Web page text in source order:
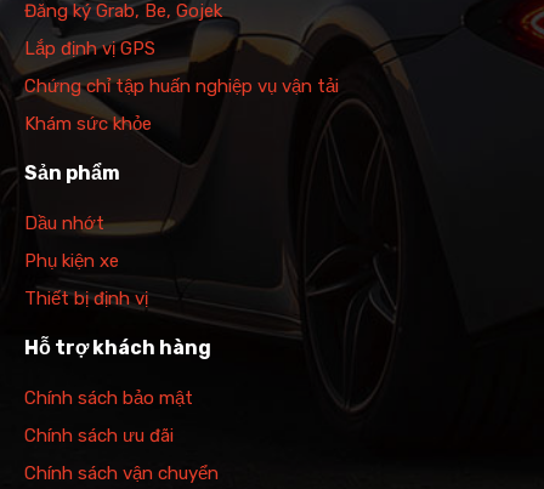
Đăng ký Grab, Be, Gojek
Lắp định vị GPS
Chứng chỉ tập huấn nghiệp vụ vận tải
Khám sức khỏe
Sản phẩm
Dầu nhớt
Phụ kiện xe
Thiết bị định vị
Hỗ trợ khách hàng
Chính sách bảo mật
Chính sách ưu đãi
Chính sách vận chuyển